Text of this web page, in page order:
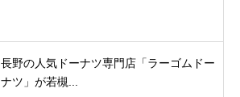
長野の人気ドーナツ専門店「ラーゴムドー
ナツ」が若槻...